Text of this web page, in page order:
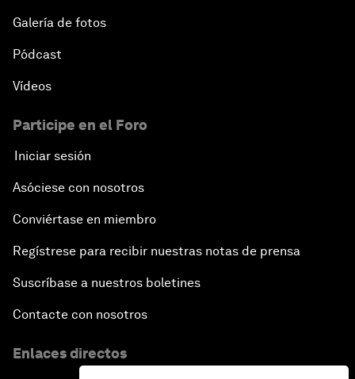
Galería de fotos
Pódcast
Vídeos
Participe en el Foro
Iniciar sesión
Asóciese con nosotros
Conviértase en miembro
Regístrese para recibir nuestras notas de prensa
Suscríbase a nuestros boletines
Contacte con nosotros
Enlaces directos